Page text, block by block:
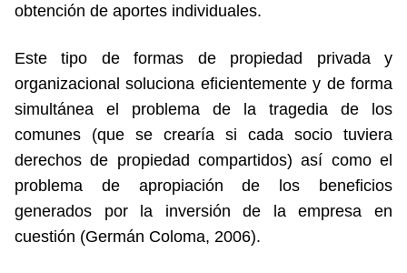
obtención de aportes individuales.
Este tipo de formas de propiedad privada y
organizacional soluciona eficientemente y de forma
simultánea el problema de la tragedia de los
comunes (que se crearía si cada socio tuviera
derechos de propiedad compartidos) así como el
problema de apropiación de los beneficios
generados por la inversión de la empresa en
cuestión (Germán Coloma, 2006).